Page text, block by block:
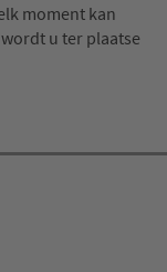
moment kan
u ter plaatse